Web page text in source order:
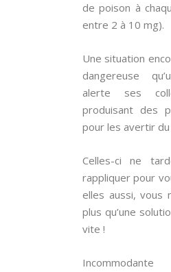
de poison à
entre 2 à 10 mg).
Une situation
dangereuse
alerte ses
produisant des
pour les avertir
Celles-ci ne
rappliquer pour
elles aussi, vous
plus qu’une
vite !